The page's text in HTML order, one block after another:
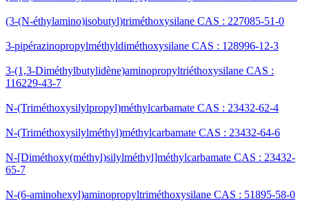
(3-(N-éthylamino)isobutyl)triméthoxysilane CAS : 227085-51-0
3-pipérazinopropylméthyldiméthoxysilane CAS : 128996-12-3
3-(1,3-Diméthylbutylidène)aminopropyltriéthoxysilane CAS :
116229-43-7
N-(Triméthoxysilylpropyl)méthylcarbamate CAS : 23432-62-4
N-(Triméthoxysilylméthyl)méthylcarbamate CAS : 23432-64-6
N-[Diméthoxy(méthyl)silylméthyl]méthylcarbamate CAS : 23432-
65-7
N-(6-aminohexyl)aminopropyltriméthoxysilane CAS : 51895-58-0